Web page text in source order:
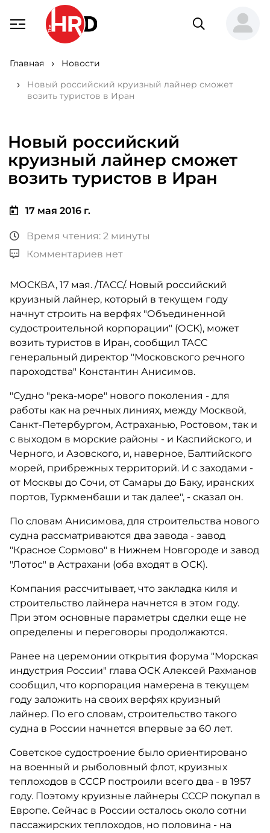
Главная
Новости
Новый российский круизный лайнер сможет
возить туристов в Иран
Новый российский
круизный лайнер сможет
возить туристов в Иран
17 мая 2016 г.
Время чтения: 2 минуты
Комментариев нет
МОСКВА, 17 мая. /ТАСС/. Новый российский
круизный лайнер, который в текущем году
начнут строить на верфях "Объединенной
судостроительной корпорации" (ОСК), может
возить туристов в Иран, сообщил ТАСС
генеральный директор "Московского речного
пароходства" Константин Анисимов.
"Судно "река-море" нового поколения - для
работы как на речных линиях, между Москвой,
Санкт-Петербургом, Астраханью, Ростовом, так и
с выходом в морские районы - и Каспийского, и
Черного, и Азовского, и, наверное, Балтийского
морей, прибрежных территорий. И с заходами -
от Москвы до Сочи, от Самары до Баку, иранских
портов, Туркменбаши и так далее", - сказал он.
По словам Анисимова, для строительства нового
судна рассматриваются два завода - завод
"Красное Сормово" в Нижнем Новгороде и завод
"Лотос" в Астрахани (оба входят в ОСК).
Компания рассчитывает, что закладка киля и
строительство лайнера начнется в этом году.
При этом основные параметры сделки еще не
определены и переговоры продолжаются.
Ранее на церемонии открытия форума "Морская
индустрия России" глава ОСК Алексей Рахманов
сообщил, что корпорация намерена в текущем
году заложить на своих верфях круизный
лайнер. По его словам, строительство такого
судна в России начнется впервые за 60 лет.
Советское судостроение было ориентировано
на военный и рыболовный флот, круизных
теплоходов в СССР построили всего два - в 1957
году. Поэтому круизные лайнеры СССР покупал в
Европе. Сейчас в России осталось около сотни
пассажирских теплоходов, но половина - на